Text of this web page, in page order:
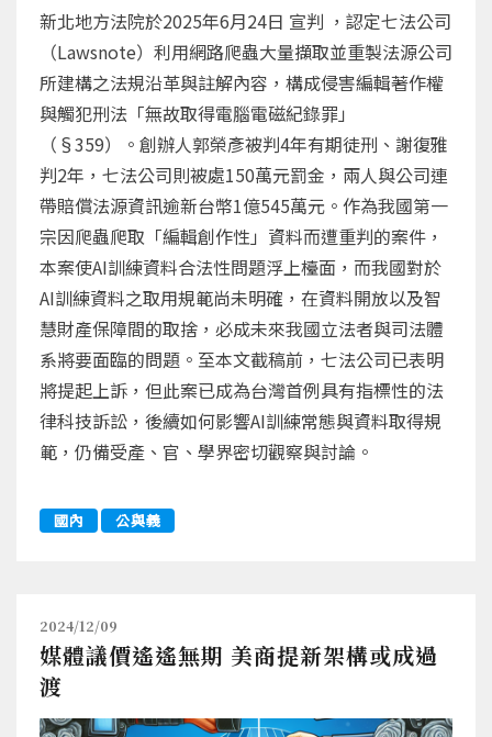
新北地方法院於2025年6月24日 宣判 ，認定七法公司
（Lawsnote）利用網路爬蟲大量擷取並重製法源公司
所建構之法規沿革與註解內容，構成侵害編輯著作權
與觸犯刑法「無故取得電腦電磁紀錄罪」
（§359）。創辦人郭榮彥被判4年有期徒刑、謝復雅
判2年，七法公司則被處150萬元罰金，兩人與公司連
帶賠償法源資訊逾新台幣1億545萬元。作為我國第一
宗因爬蟲爬取「編輯創作性」資料而遭重判的案件，
本案使AI訓練資料合法性問題浮上檯面，而我國對於
AI訓練資料之取用規範尚未明確，在資料開放以及智
慧財產保障間的取捨，必成未來我國立法者與司法體
系將要面臨的問題。至本文截稿前，七法公司已表明
將提起上訴，但此案已成為台灣首例具有指標性的法
律科技訴訟，後續如何影響AI訓練常態與資料取得規
範，仍備受產、官、學界密切觀察與討論。
國內 公與義
2024/12/09
媒體議價遙遙無期 美商提新架構或成過
渡